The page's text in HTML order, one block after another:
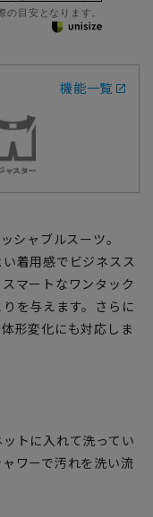
目安となります。
機能一覧
シャブルスーツ。
着用感でビジネスス
マートなワンタック
を与えます。さらに
形変化にも対応しま
トに入れて洗ってい
ワーで汚れを洗い流